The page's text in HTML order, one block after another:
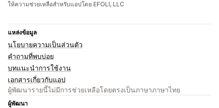
ให้ความช่วยเหลือสำหรับแอปโดย EFOLI, LLC
แหล่งข้อมูล
นโยบายความเป็นส่วนตัว
คำถามที่พบบ่อย
บทแนะนำการใช้งาน
เอกสารเกี่ยวกับแอป
ผู้พัฒนารายนี้ไม่มีการช่วยเหลือโดยตรงเป็นภาษาภาษาไทย
ผู้พัฒนา